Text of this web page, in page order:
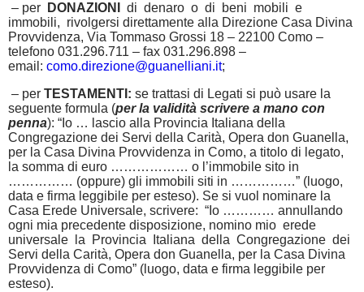
– per
DONAZIONI
di denaro o di beni mobili e
immobili, rivolgersi direttamente alla Direzione Casa Divina
Provvidenza, Via Tommaso Grossi 18 – 22100 Como –
telefono 031.296.711 – fax 031.296.898 –
email: como.direzione@guanelliani.it;
– per TESTAMENTI: se trattasi di Legati si può usare la
seguente formula (per la validità scrivere a mano con
penna): “Io … lascio alla Provincia Italiana della
Congregazione dei Servi della Carità, Opera don Guanella,
per la Casa Divina Provvidenza in Como, a titolo di legato,
la somma di euro ……………… o l’immobile sito in
…………… (oppure) gli immobili siti in ……………” (luogo,
data e firma leggibile per esteso). Se si vuol nominare la
Casa Erede Universale, scrivere: “Io ………… annullando
ogni mia precedente disposizione, nomino mio erede
universale la Provincia Italiana della Congregazione dei
Servi della Carità, Opera don Guanella, per la Casa Divina
Provvidenza di Como” (luogo, data e firma leggibile per
esteso).